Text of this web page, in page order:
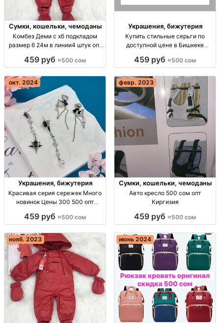
Сумки, кошельки, чемоданы
Комбез Деми с хб подкладом
размер 6 24м в линии4 штук опт
459 руб ≈500 сом
Украшения, бижутерия
Купить стильные серьги по
доступной цене в Бишкеке
качество. Заказывайте в
459 руб ≈500 сом
окт. 2024
Украшения, бижутерия
Красивая серия сережек Много
новинок Цены 300 500 опт
459 руб ≈500 сом
февр. 2023
Сумки, кошельки, чемоданы
Авто кресло 500 сом опт
Киргизия
459 руб ≈500 сом
нояб. 2023 июнь 2024